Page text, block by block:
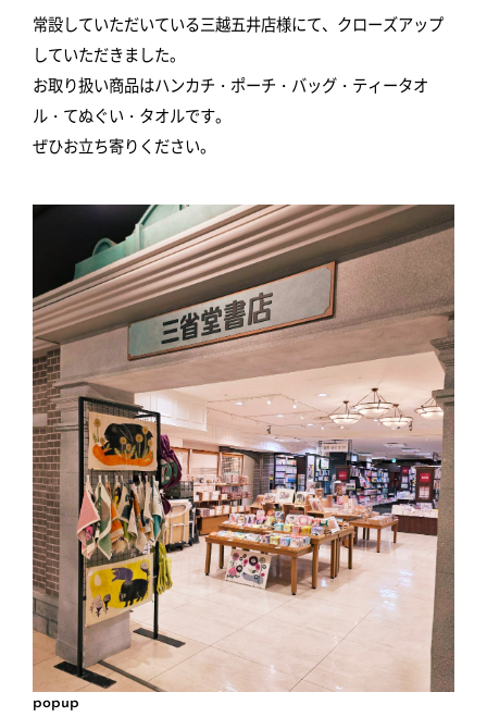
常設していただいている三越五井店様にて、クローズアップ
していただきました。
お取り扱い商品はハンカチ・ポーチ・バッグ・ティータオ
ル・てぬぐい・タオルです。
ぜひお立ち寄りください。
popup